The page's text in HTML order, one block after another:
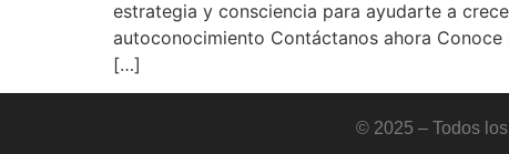
estrategia y consciencia para ayudarte a
autoconocimiento Contáctanos ahora
[…]
© 2025 – Todos